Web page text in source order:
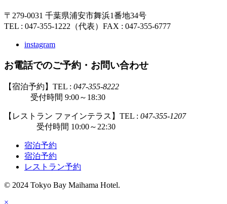
〒279-0031 千葉県浦安市舞浜1番地34号
TEL : 047-355-1222（代表） FAX : 047-355-6777
instagram
お電話でのご予約・お問い合わせ
【宿泊予約】TEL : 047-355-8222
受付時間 9:00～18:30
【レストラン ファインテラス】TEL : 047-355-1207
受付時間 10:00～22:30
宿泊予約
宿泊予約
レストラン予約
© 2024 Tokyo Bay Maihama Hotel.
×